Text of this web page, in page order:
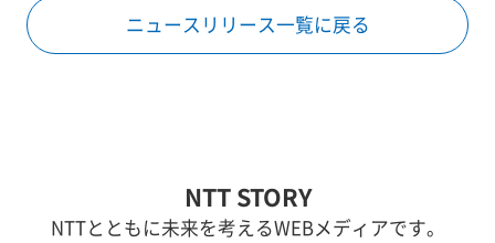
ニュースリリース一覧に戻る
NTT STORY
NTTとともに未来を考えるWEBメディアです。